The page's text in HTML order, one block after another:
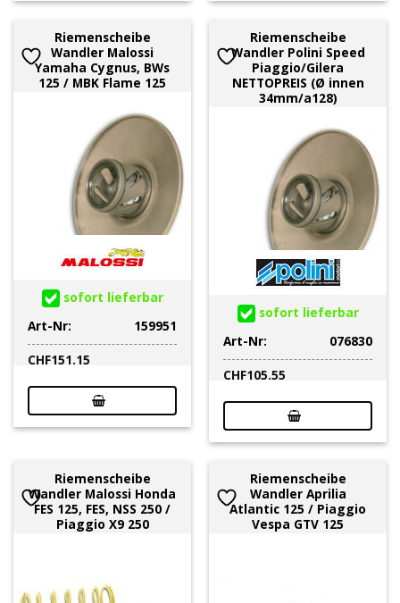
Riemenscheibe
Wandler Malossi
Yamaha Cygnus, BWs
125 / MBK Flame 125
sofort lieferbar
Art-Nr:
159951
CHF151.15
Riemenscheibe
Wandler Polini Speed
Piaggio/Gilera
NETTOPREIS (Ø innen
34mm/a128)
sofort lieferbar
Art-Nr:
076830
CHF105.55
Riemenscheibe
Wandler Malossi Honda
FES 125, FES, NSS 250 /
Piaggio X9 250
Riemenscheibe
Wandler Aprilia
Atlantic 125 / Piaggio
Vespa GTV 125